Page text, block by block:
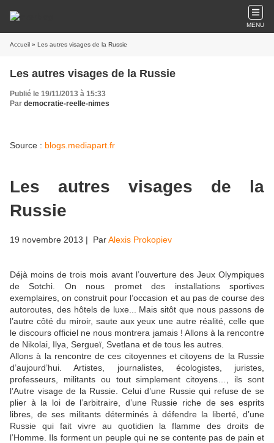
MENU
Accueil » Les autres visages de la Russie
Les autres visages de la Russie
Publié le 19/11/2013 à 15:33
Par democratie-reelle-nimes
Source : blogs.mediapart.fr
Les autres visages de la
Russie
19 novembre 2013 | ParAlexis Prokopiev
Déjà moins de trois mois avant l’ouverture des Jeux Olympiques
de Sotchi. On nous promet des installations sportives
exemplaires, on construit pour l’occasion et au pas de course des
autoroutes, des hôtels de luxe... Mais sitôt que nous passons de
l’autre côté du miroir, saute aux yeux une autre réalité, celle que
le discours officiel ne nous montrera jamais ! Allons à la rencontre
de Nikolai, Ilya, Sergueï, Svetlana et de tous les autres.
Allons à la rencontre de ces citoyennes et citoyens de la Russie
d’aujourd’hui. Artistes, journalistes, écologistes, juristes,
professeurs, militants ou tout simplement citoyens…, ils sont
l’Autre visage de la Russie. Celui d’une Russie qui refuse de se
plier à la loi de l’arbitraire, d’une Russie riche de ses esprits
libres, de ses militants déterminés à défendre la liberté, d’une
Russie qui fait vivre au quotidien la flamme des droits de
l’Homme. Ils forment un peuple qui ne se contente pas de pain et